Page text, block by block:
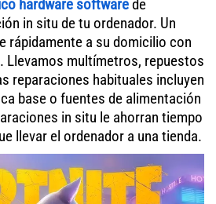
hardware softwarede
in situ de tu ordenador. Un
rápidamente a su domicilio con
Llevamos multímetros, repuestos
reparaciones habituales incluyen
base o fuentes de alimentación
in situ le ahorran tiempo
llevar el ordenador a una tienda.